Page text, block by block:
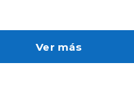
Ver más